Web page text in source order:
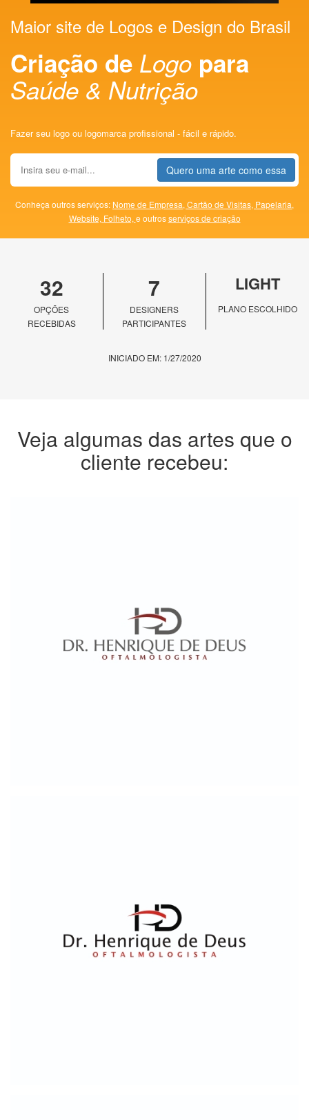
Maior site de Logos e Design do Brasil
Criação de Logo para
Saúde & Nutrição
Fazer seu logo ou logomarca profissional - fácil e rápido.
Quero uma arte como essa
Conheça outros serviços: Nome de Empresa, Cartão de Visitas, Papelaria,
Website, Folheto, e outrosserviços de criação
32
OPÇÕES
RECEBIDAS
7
DESIGNERS
PARTICIPANTES
LIGHT
PLANO ESCOLHIDO
INICIADO EM: 1/27/2020
Veja algumas das artes que o
cliente recebeu: